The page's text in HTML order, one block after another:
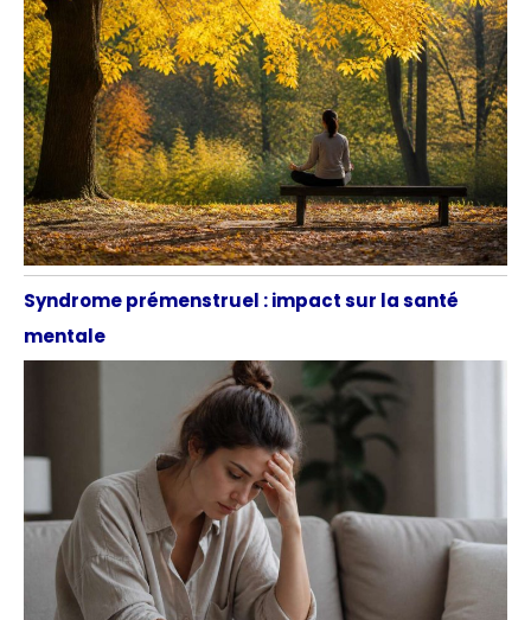
Syndrome prémenstruel : impact sur la santé
mentale